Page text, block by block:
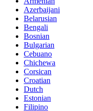
Azerbaijani
Belarusian
Bengali
Bosnian
Bulgarian
Cebuano
Chichewa
Corsican
Croatian
Dutch
Estonian
Filipino